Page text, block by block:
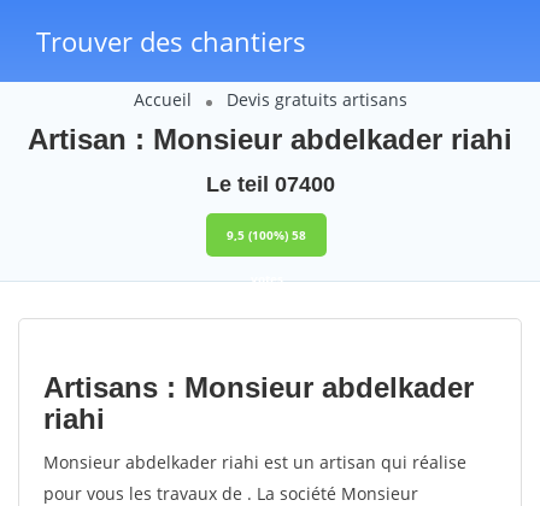
Trouver des chantiers
Accueil Devis gratuits artisans
Artisan : Monsieur abdelkader riahi
Le teil 07400
9,5 (100%) 58
votes
Artisans : Monsieur abdelkader
riahi
Monsieur abdelkader riahi est un artisan qui réalise
pour vous les travaux de . La société Monsieur